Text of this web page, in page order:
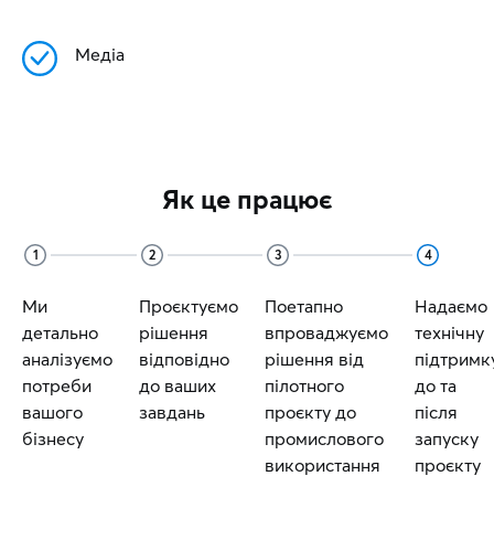
Медіа
Як це працює
1
Ми
детально
аналізуємо
потреби
вашого
бізнесу
2
Проєктуємо
рішення
відповідно
до ваших
завдань
3
Поетапно
впроваджуємо
рішення від
пілотного
проєкту до
промислового
використання
4
Надаємо
технічну
до та
після
запуску
проєкту